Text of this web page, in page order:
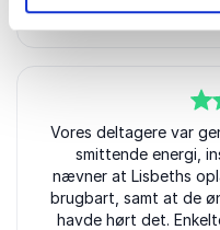
Redux - Affald og
Lisbeth G. Petersen
5ud af5
Vores deltagere var
smittende energi,
nævner at Lisbeths
brugbart, samt at de
havde hørt det.